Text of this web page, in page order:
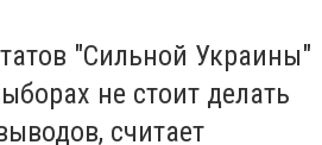
"Сильной Украины"
не стоит делать
считает